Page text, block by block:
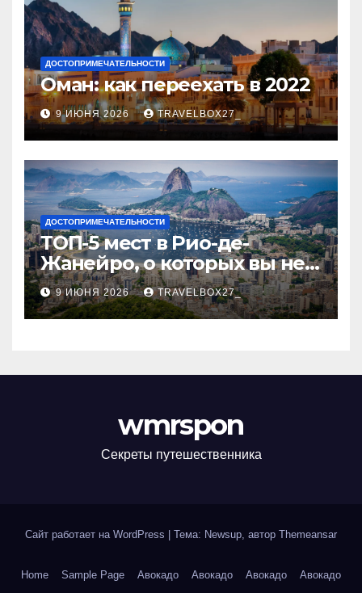
ДОСТОПРИМЕЧАТЕЛЬНОСТИ
Оман: как переехать в 2022
9 ИЮНЯ 2026 TRAVELBOX27_
ДОСТОПРИМЕЧАТЕЛЬНОСТИ
ТОП-5 мест в Рио-де-
Жанейро, о которых вы не
знали
9 ИЮНЯ 2026 TRAVELBOX27_
wmrspon
Секреты путешественника
Сайт работает на WordPress Тема: Newsup, автор Themeansar
Home Sample Page Авокадо Авокадо Авокадо Авокадо